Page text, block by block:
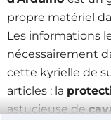
propre matériel
Les informations
nécessairement
cette kyrielle de
articles : la
astucieuse de